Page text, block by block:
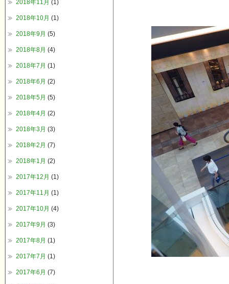
2018年11月 (1)
2018年10月 (1)
2018年9月 (5)
2018年8月 (4)
2018年7月 (1)
2018年6月 (2)
2018年5月 (5)
2018年4月 (2)
2018年3月 (3)
2018年2月 (7)
2018年1月 (2)
2017年12月 (1)
2017年11月 (1)
2017年10月 (4)
2017年9月 (3)
2017年8月 (1)
2017年7月 (1)
2017年6月 (7)